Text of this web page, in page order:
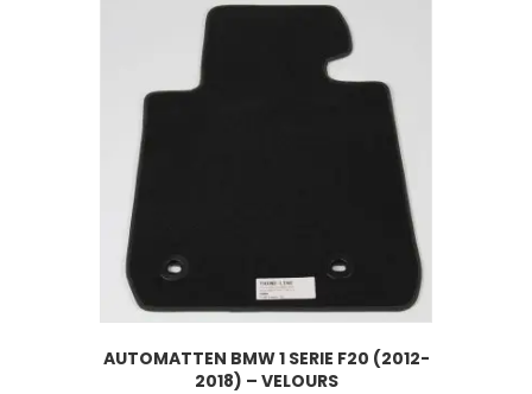
AUTOMATTEN BMW 1 SERIE F20 (2012-
2018) – VELOURS